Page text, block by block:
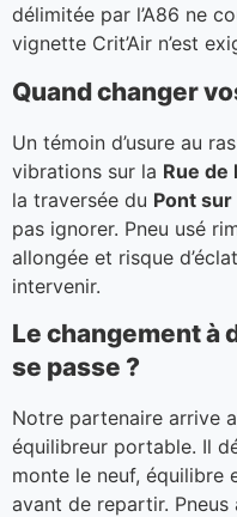
délimitée par l’A86 ne
vignette Crit’Air n’est
Quand changer
Un témoin d’usure au
vibrations sur la Rue de
la traversée du Pont sur
pas ignorer. Pneu usé
allongée et risque
intervenir.
Le changement à
se passe ?
Notre partenaire arrive
équilibreur portable. Il
monte le neuf, équilibre
avant de repartir. Pneus